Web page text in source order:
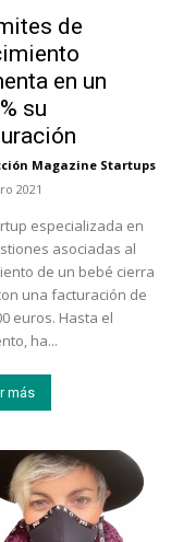
de
en un
su
Magazine Startups
2021
especializada en
asociadas al
de un bebé cierra
una facturación de
euros. Hasta el
ha...
más